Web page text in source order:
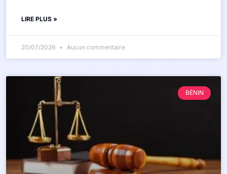
LIRE PLUS »
20/07/2026 Aucun commentaire
BÉNIN